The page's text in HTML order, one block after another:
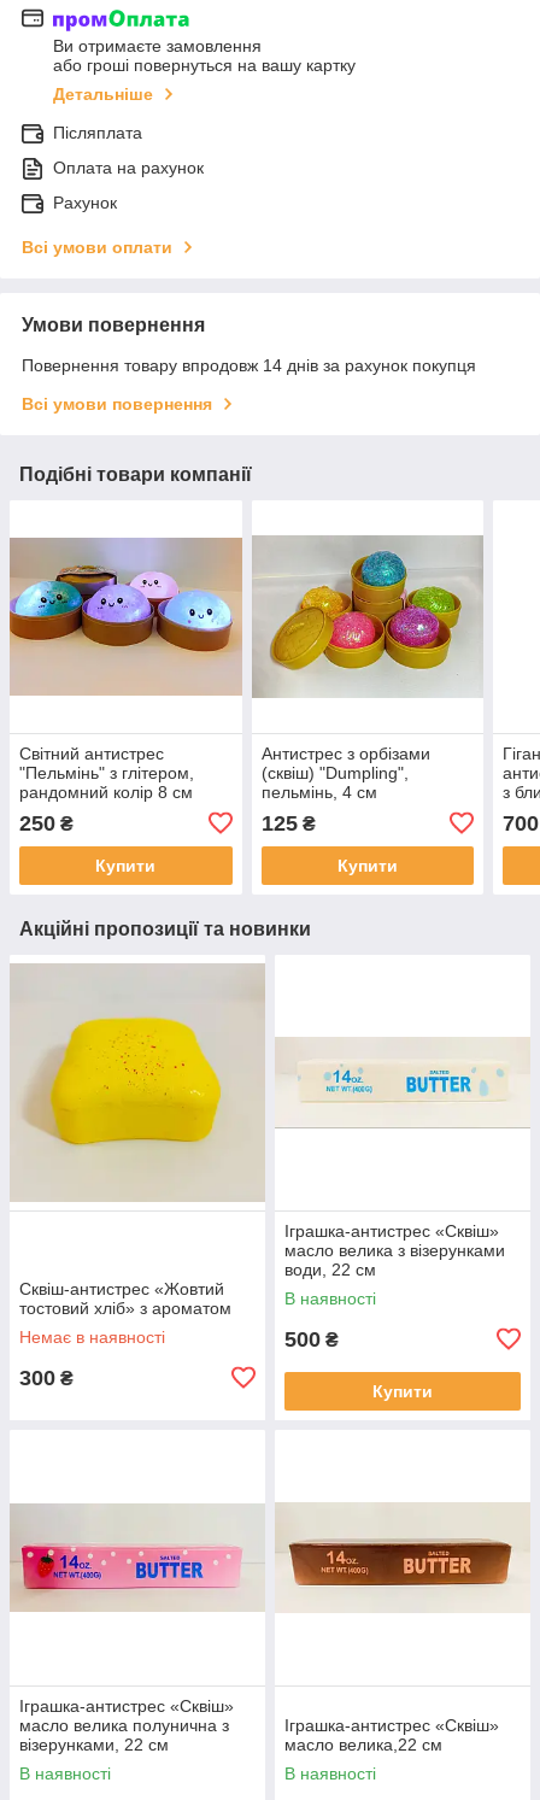
Ви отримаєте замовлення
або гроші повернуться на вашу картку
Детальніше
Післяплата
Оплата на рахунок
Рахунок
Всі умови оплати
Умови повернення
Повернення товару впродовж 14 днів за рахунок покупця
Всі умови повернення
Подібні товари компанії
Світний антистрес
"Пельмінь" з глітером,
рандомний колір 8 см
250 ₴
Купити
Антистрес з орбізами
(сквіш) "Dumpling",
пельмінь, 4 см
125₴
Купити
з
700
Акційні пропозиції та новинки
Сквіш-антистрес «Жовтий
тостовий хліб» з ароматом
Немає в наявності
300 ₴
Іграшка-антистрес «Сквіш»
масло велика з візерунками
води, 22 см
В наявності
500 ₴
Купити
Іграшка-антистрес «Сквіш»
масло велика полунична з
візерунками, 22 см
В наявності
Іграшка-антистрес «Сквіш»
масло велика,22 см
В наявності